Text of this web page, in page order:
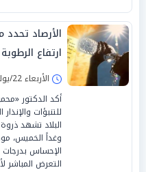
الأرصاد تحدد
ارتفاع الرطوبة
الأربعاء 22/يوليو/2026 - 10:01 م
أكد الدكتور
للتنبؤات
البلاد تشهد
وغداً الخميس،
الإحساس بدرجات
التعرض المباشر